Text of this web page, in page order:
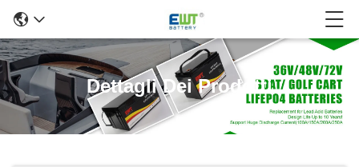
Dettagli Dei Prodotti